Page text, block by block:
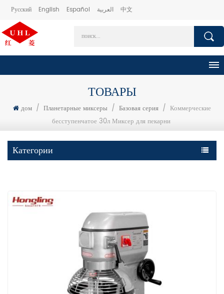
Русский English Español العربية 中文
ТОВАРЫ
дом / Планетарные миксеры / Базовая серия / Коммерческие
бесступенчатое 30л Миксер для пекарни
Категории